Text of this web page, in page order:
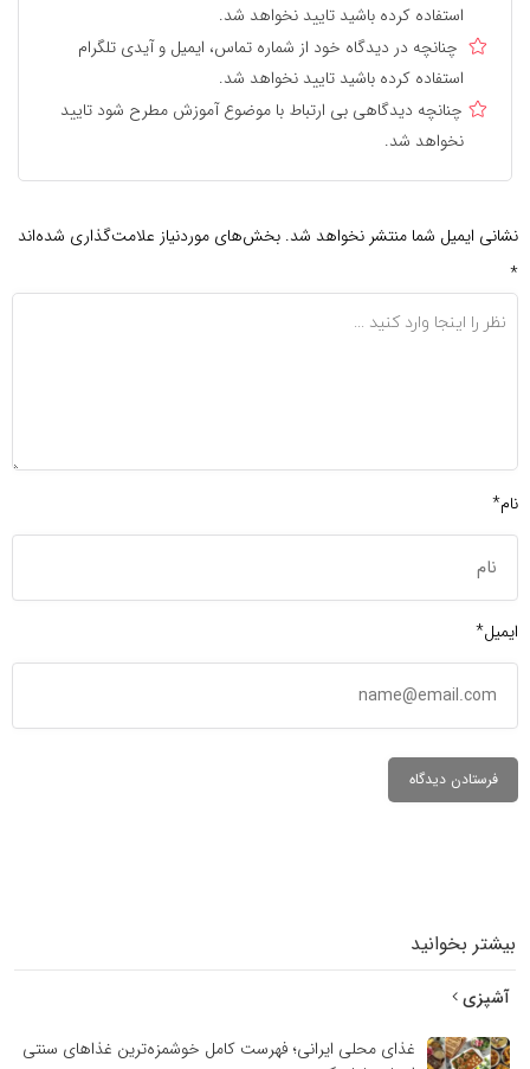
استفاده کرده باشید تایید نخواهد شد.
چنانچه در دیدگاه خود از شماره تماس، ایمیل و آیدی تلگرام
استفاده کرده باشید تایید نخواهد شد.
چنانچه دیدگاهی بی ارتباط با موضوع آموزش مطرح شود تایید
نخواهد شد.
نشانی ایمیل شما منتشر نخواهد شد. بخش‌های موردنیاز علامت‌گذاری شده‌اند
*
نام*
ایمیل*
بیشتر بخوانید
آشپزی
غذای محلی ایرانی؛ فهرست کامل خوشمزه‌ترین غذاهای سنتی